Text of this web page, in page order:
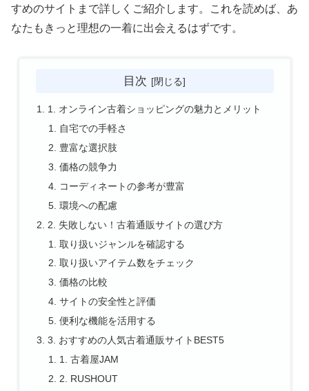
すめのサイトまで詳しくご紹介します。これを読めば、あ
なたもきっと理想の一着に出会えるはずです。
目次
1. オンライン古着ショッピングの魅力とメリット
自宅での手軽さ
豊富な選択肢
価格の競争力
コーディネートの参考が豊富
環境への配慮
2. 失敗しない！古着通販サイトの選び方
取り扱いジャンルを確認する
取り扱いアイテム数をチェック
価格の比較
サイトの安全性と評価
便利な機能を活用する
3. おすすめの人気古着通販サイトBEST5
1. 古着屋JAM
2. RUSHOUT